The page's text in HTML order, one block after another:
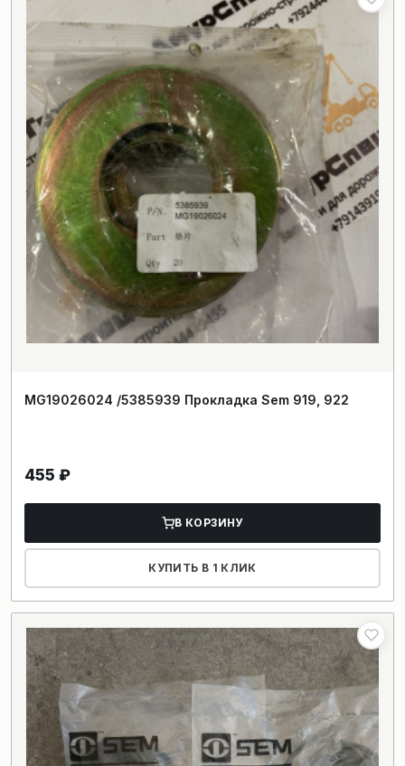
MG19026024 /5385939 Прокладка Sem 919, 922
455 ₽
В КОРЗИНУ
КУПИТЬ В 1 КЛИК